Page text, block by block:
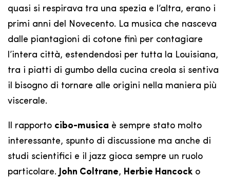
quasi si respirava tra una spezia e l’altra, erano i
primi anni del Novecento. La musica che nasceva
dalle piantagioni di cotone finì per contagiare
l’intera città, estendendosi per tutta la Louisiana,
tra i piatti di gumbo della cucina creola si sentiva
il bisogno di tornare alle origini nella maniera più
viscerale.
Il rapporto cibo-musica è sempre stato molto
interessante, spunto di discussione ma anche di
studi scientifici e il jazz gioca sempre un ruolo
particolare. John Coltrane, Herbie Hancock o